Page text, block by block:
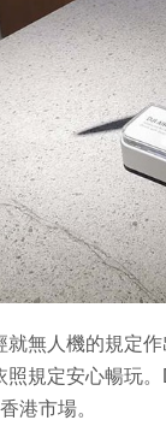
就無人機的規定
照規定安心暢玩
港市場。